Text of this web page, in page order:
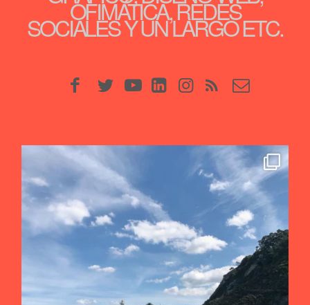
OFIMÁTICA, REDES
SOCIALES Y UN LARGO ETC.